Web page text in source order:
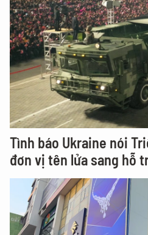
Tình báo Ukraine nói
đơn vị tên lửa sang hỗ